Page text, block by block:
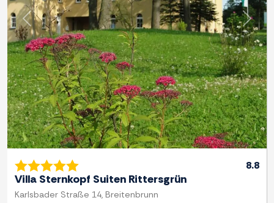
Previous Next
8.8
Villa Sternkopf Suiten Rittersgrün
Karlsbader Straße 14, Breitenbrunn